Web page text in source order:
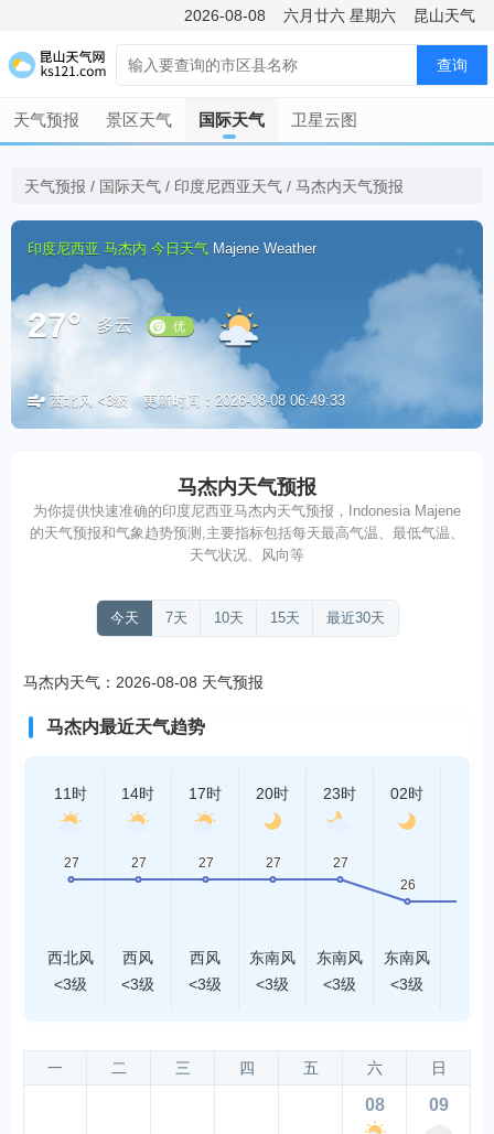
2026-08-08 六月廿六 星期六 昆山天气
查询
天气预报 景区天气 国际天气 卫星云图
天气预报 / 国际天气 / 印度尼西亚天气 / 马杰内天气预报
印度尼西亚 马杰内 今日天气 Majene Weather
27° 多云
优
西北风 <3级 更新时间：2026-08-08 06:49:33
马杰内天气预报
为你提供快速准确的印度尼西亚马杰内天气预报，Indonesia Majene
的天气预报和气象趋势预测,主要指标包括每天最高气温、最低气温、
天气状况、风向等
今天 7天 10天 15天 最近30天
马杰内天气：2026-08-08 天气预报
马杰内最近天气趋势
11时
西北风
<3级
14时
西风
<3级
17时
西风
<3级
20时
东南风
<3级
23时
东南风
<3级
02时
东南风
<3级
一 二 三 四 五 六 日
08 09